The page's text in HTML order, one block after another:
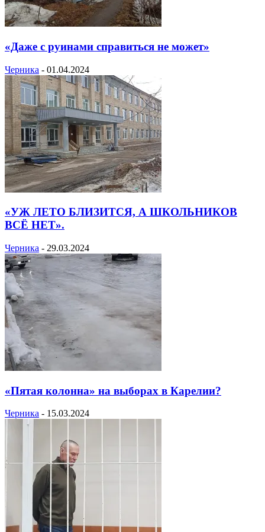
«Даже с руинами справиться не может»
Черника - 01.04.2024
«УЖ ЛЕТО БЛИЗИТСЯ, А ШКОЛЬНИКОВ
ВСЁ НЕТ».
Черника - 29.03.2024
«Пятая колонна» на выборах в Карелии?
Черника - 15.03.2024